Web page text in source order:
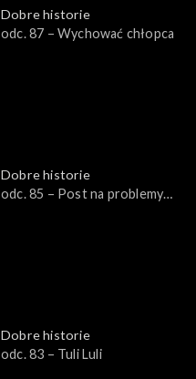
Dobre historie
odc. 87 – Wychować chłopca
Dobre historie
odc. 85 – Post na problemy
Dobre historie
odc. 83 – Tuli Luli